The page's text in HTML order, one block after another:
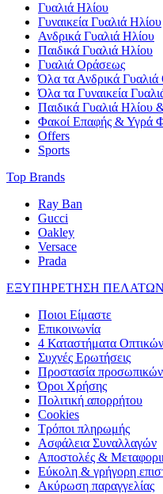
Γυαλιά Ηλίου
Γυναικεία Γυαλιά Ηλίου
Ανδρικά Γυαλιά Ηλίου
Παιδικά Γυαλιά Ηλίου
Γυαλιά Οράσεως
Όλα τα Ανδρικά
Όλα τα Γυναικεία
Παιδικά Γυαλιά Ηλίου
Φακοί Επαφής & Υγρά
Offers
Sports
Top Brands
Ray Ban
Gucci
Oakley
Versace
Prada
ΕΞΥΠΗΡΕΤΗΣΗ ΠΕΛΑΤΩΝ
Ποιοι Είμαστε
Επικοινωνία
4 Καταστήματα Οπτικών
Συχνές Ερωτήσεις
Προστασία
Όροι Χρήσης
Πολιτική απορρήτου
Cookies
Τρόποι πληρωμής
Ασφάλεια Συναλλαγών
Αποστολές &
Εύκολη & γρήγορη
Ακύρωση παραγγελίας